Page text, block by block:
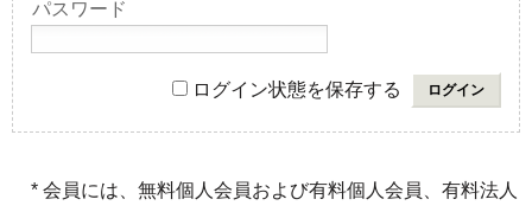
パスワード
ログイン状態を保存する
* 会員には、無料個人会員および有料個人会員、有料法人